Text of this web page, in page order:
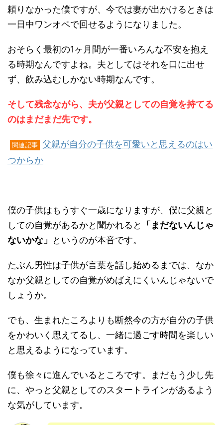
頼りなかった僕ですが、今では妻が出かけるときは
一日中ワンオペで回せるようになりました。
おそらく最初の1ヶ月間が一番いろんな不安を抱え
る時期なんですよね。夫としてはそれを口に出せ
ず、飲み込むしかない時期なんです。
そして残念ながら、夫が父親としての自覚を持てる
のはまだまだ先です。
関連記事 父親が自分の子供を可愛いと思えるのはい
つからか
僕の子供はもうすぐ一歳になりますが、僕に父親と
しての自覚があるかと聞かれると
「まだないんじゃ
ないかな」
というのが本音です。
たぶん男性は子供が言葉を話し始めるまでは、なか
なか父親としての自覚がめばえにくいんじゃないで
しょうか。
でも、生まれたころよりも断然今の方が自分の子供
をかわいく思えてるし、一緒に過ごす時間を楽しい
と思えるようになっています。
僕も徐々に進んでいるところです。まだもう少し先
に、やっと父親としてのスタートラインがあるよう
な気がしています。